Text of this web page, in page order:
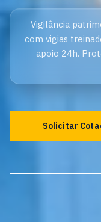
Vigilância
com vigias
apoio 24h.
Solicitar